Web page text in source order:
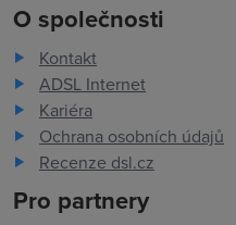
O společnosti
Kontakt
ADSL Internet
Kariéra
Ochrana osobních údajů
Recenze dsl.cz
Pro partnery